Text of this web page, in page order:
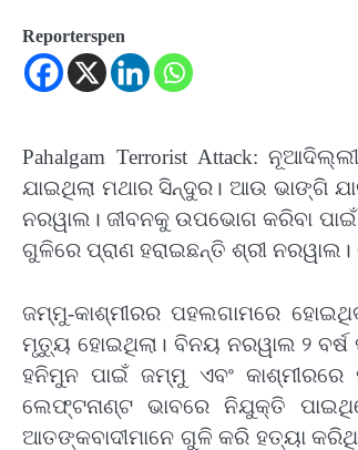
Reporterspen
Pahalgam Terrorist Attack:
ଯାଇଥିଲା ମଥାର ସିନ୍ଦୁର। ଆଉ ଭାଙ୍ଗି
ନରୱାଲ। ଜୀବନକୁ ଉପଭୋଗ କରିବା
ଗୁଳିରେ ପ୍ରାଣ ହରାଇଛନ୍ତି ଶ୍ରୀ
ଜମ୍ମୁ-କାଶ୍ମୀରର ପହଲଗାମରେ
ମୃତ୍ୟୁ ହୋଇଥିଲା। ବିନୟ ନରୱାଲ ୨ ବର୍ଷ
ହନିମୁନ ପାଇଁ ଜମ୍ମୁ ଏବଂ
ଲେଫ୍ଟନାଣ୍ଟ ଭାବରେ ନିଯୁକ୍ତି
ଆତଙ୍କବାଦୀମାନେ ଗୁଳି କରି ହତ୍ୟା